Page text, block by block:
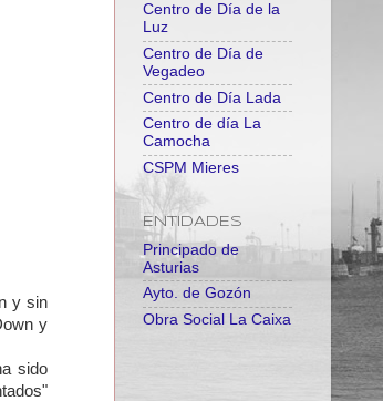
y sin
y
sido
Centro de Día de la
Luz
Centro de Día de
Vegadeo
Centro de Día Lada
Centro de día La
Camocha
CSPM Mieres
ENTIDADES
Principado de
Asturias
Ayto. de Gozón
Obra Social La Caixa